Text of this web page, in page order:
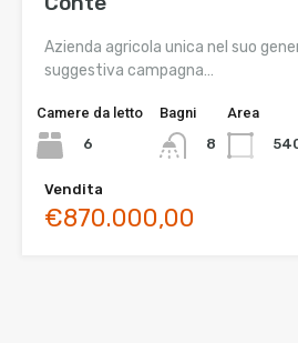
Azienda agricola unica nel suo
suggestiva campagna…
Camere da letto
6
Bagni
8
Area
Vendita
€870.000,00